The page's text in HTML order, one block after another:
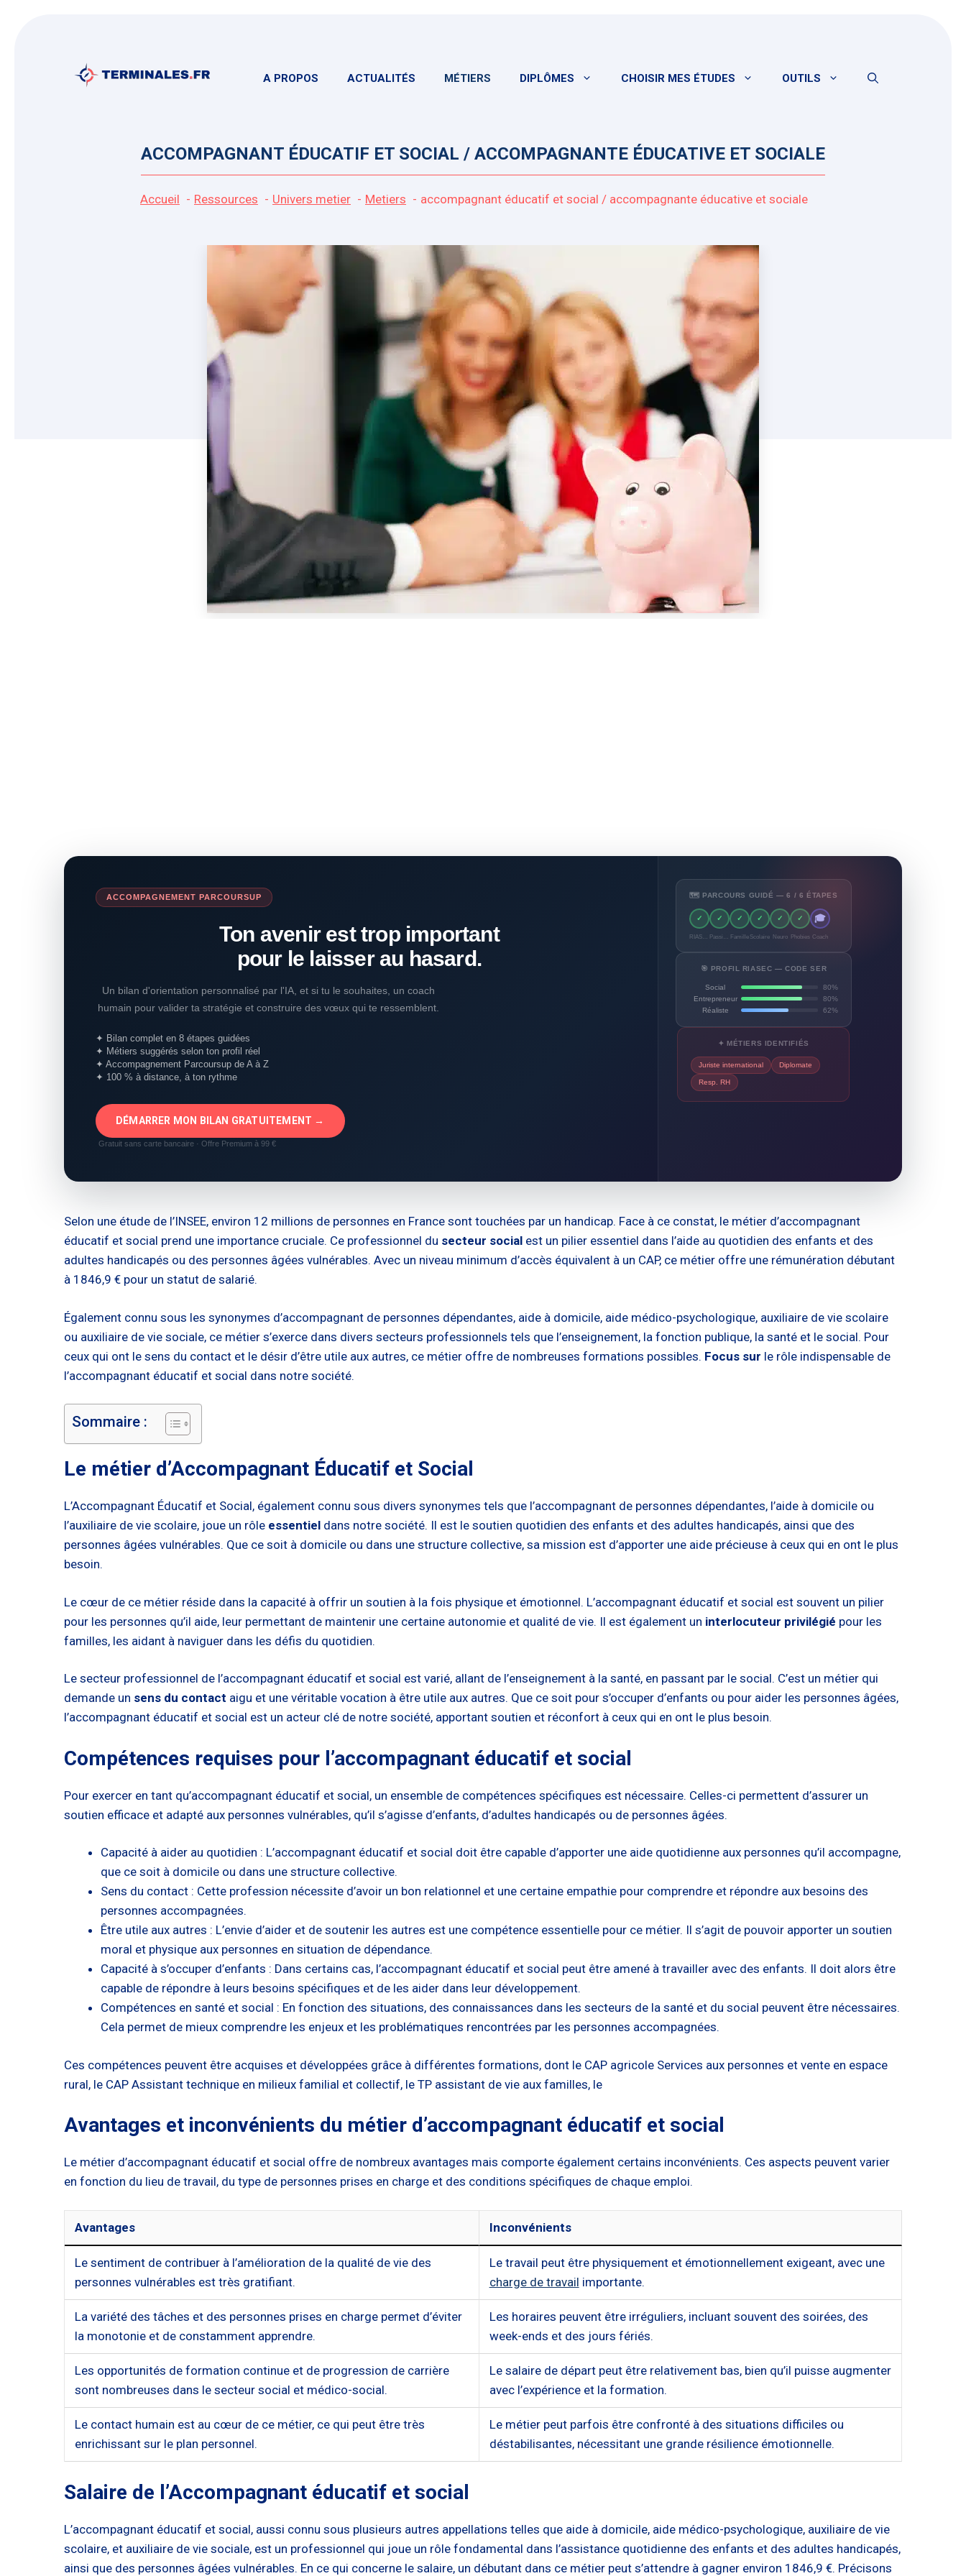
A PROPOS ACTUALITÉS MÉTIERS DIPLÔMES CHOISIR MES ÉTUDES OUTILS
ACCOMPAGNANT ÉDUCATIF ET SOCIAL / ACCOMPAGNANTE ÉDUCATIVE ET SOCIALE
Accueil Ressources Univers metier Metiers accompagnant éducatif et social / accompagnante éducative et sociale
ACCOMPAGNEMENT PARCOURSUP
Ton avenir est trop important
pour le laisser au hasard.
Un bilan d'orientation personnalisé par l'IA, et si tu le souhaites, un coach
humain pour valider ta stratégie et construire des vœux qui te ressemblent.
✦ Bilan complet en 8 étapes guidées
✦ Métiers suggérés selon ton profil réel
✦ Accompagnement Parcoursup de A à Z
✦ 100 % à distance, à ton rythme
DÉMARRER MON BILAN GRATUITEMENT →
Gratuit sans carte bancaire · Offre Premium à 99 €
🗺️ PARCOURS GUIDÉ — 6 / 6 ÉTAPES
✓ ✓ ✓ ✓ ✓ ✓ 🎓
Famille Scolaire Neuro Phobies Coach
🎯 PROFIL RIASEC — CODE SER
Social
80%
Entrepreneur
80%
Réaliste
62%
✦ MÉTIERS IDENTIFIÉS
Juriste international Diplomate
Resp. RH
Selon une étude de l’INSEE, environ 12 millions de personnes en France sont touchées par un handicap. Face à ce constat, le métier d’accompagnant
éducatif et social prend une importance cruciale. Ce professionnel du secteur social est un pilier essentiel dans l’aide au quotidien des enfants et des
adultes handicapés ou des personnes âgées vulnérables. Avec un niveau minimum d’accès équivalent à un CAP, ce métier offre une rémunération débutant
à 1846,9 € pour un statut de salarié.
Également connu sous les synonymes d’accompagnant de personnes dépendantes, aide à domicile, aide médico-psychologique, auxiliaire de vie scolaire
ou auxiliaire de vie sociale, ce métier s’exerce dans divers secteurs professionnels tels que l’enseignement, la fonction publique, la santé et le social. Pour
ceux qui ont le sens du contact et le désir d’être utile aux autres, ce métier offre de nombreuses formations possibles. Focus sur le rôle indispensable de
l’accompagnant éducatif et social dans notre société.
Sommaire :
Le métier d’Accompagnant Éducatif et Social
L’Accompagnant Éducatif et Social, également connu sous divers synonymes tels que l’accompagnant de personnes dépendantes, l’aide à domicile ou
l’auxiliaire de vie scolaire, joue un rôle essentiel dans notre société. Il est le soutien quotidien des enfants et des adultes handicapés, ainsi que des
personnes âgées vulnérables. Que ce soit à domicile ou dans une structure collective, sa mission est d’apporter une aide précieuse à ceux qui en ont le plus
besoin.
Le cœur de ce métier réside dans la capacité à offrir un soutien à la fois physique et émotionnel. L’accompagnant éducatif et social est souvent un pilier
pour les personnes qu’il aide, leur permettant de maintenir une certaine autonomie et qualité de vie. Il est également un interlocuteur privilégié pour les
familles, les aidant à naviguer dans les défis du quotidien.
Le secteur professionnel de l’accompagnant éducatif et social est varié, allant de l’enseignement à la santé, en passant par le social. C’est un métier qui
demande un sens du contact aigu et une véritable vocation à être utile aux autres. Que ce soit pour s’occuper d’enfants ou pour aider les personnes âgées,
l’accompagnant éducatif et social est un acteur clé de notre société, apportant soutien et réconfort à ceux qui en ont le plus besoin.
Compétences requises pour l’accompagnant éducatif et social
Pour exercer en tant qu’accompagnant éducatif et social, un ensemble de compétences spécifiques est nécessaire. Celles-ci permettent d’assurer un
soutien efficace et adapté aux personnes vulnérables, qu’il s’agisse d’enfants, d’adultes handicapés ou de personnes âgées.
Capacité à aider au quotidien : L’accompagnant éducatif et social doit être capable d’apporter une aide quotidienne aux personnes qu’il accompagne,
que ce soit à domicile ou dans une structure collective.
Sens du contact : Cette profession nécessite d’avoir un bon relationnel et une certaine empathie pour comprendre et répondre aux besoins des
personnes accompagnées.
Être utile aux autres : L’envie d’aider et de soutenir les autres est une compétence essentielle pour ce métier. Il s’agit de pouvoir apporter un soutien
moral et physique aux personnes en situation de dépendance.
Capacité à s’occuper d’enfants : Dans certains cas, l’accompagnant éducatif et social peut être amené à travailler avec des enfants. Il doit alors être
capable de répondre à leurs besoins spécifiques et de les aider dans leur développement.
Compétences en santé et social : En fonction des situations, des connaissances dans les secteurs de la santé et du social peuvent être nécessaires.
Cela permet de mieux comprendre les enjeux et les problématiques rencontrées par les personnes accompagnées.
Ces compétences peuvent être acquises et développées grâce à différentes formations, dont le CAP agricole Services aux personnes et vente en espace
rural, le CAP Assistant technique en milieux familial et collectif, le TP assistant de vie aux familles, le
Avantages et inconvénients du métier d’accompagnant éducatif et social
Le métier d’accompagnant éducatif et social offre de nombreux avantages mais comporte également certains inconvénients. Ces aspects peuvent varier
en fonction du lieu de travail, du type de personnes prises en charge et des conditions spécifiques de chaque emploi.
Avantages Inconvénients
Le sentiment de contribuer à l’amélioration de la qualité de vie des
personnes vulnérables est très gratifiant.
Le travail peut être physiquement et émotionnellement exigeant, avec une
charge de travail importante.
La variété des tâches et des personnes prises en charge permet d’éviter
la monotonie et de constamment apprendre.
Les horaires peuvent être irréguliers, incluant souvent des soirées, des
week-ends et des jours fériés.
Les opportunités de formation continue et de progression de carrière
sont nombreuses dans le secteur social et médico-social.
Le salaire de départ peut être relativement bas, bien qu’il puisse augmenter
avec l’expérience et la formation.
Le contact humain est au cœur de ce métier, ce qui peut être très
enrichissant sur le plan personnel.
Le métier peut parfois être confronté à des situations difficiles ou
déstabilisantes, nécessitant une grande résilience émotionnelle.
Salaire de l’Accompagnant éducatif et social
L’accompagnant éducatif et social, aussi connu sous plusieurs autres appellations telles que aide à domicile, aide médico-psychologique, auxiliaire de vie
scolaire, et auxiliaire de vie sociale, est un professionnel qui joue un rôle fondamental dans l’assistance quotidienne des enfants et des adultes handicapés,
ainsi que des personnes âgées vulnérables. En ce qui concerne le salaire, un débutant dans ce métier peut s’attendre à gagner environ 1846,9 €. Précisons